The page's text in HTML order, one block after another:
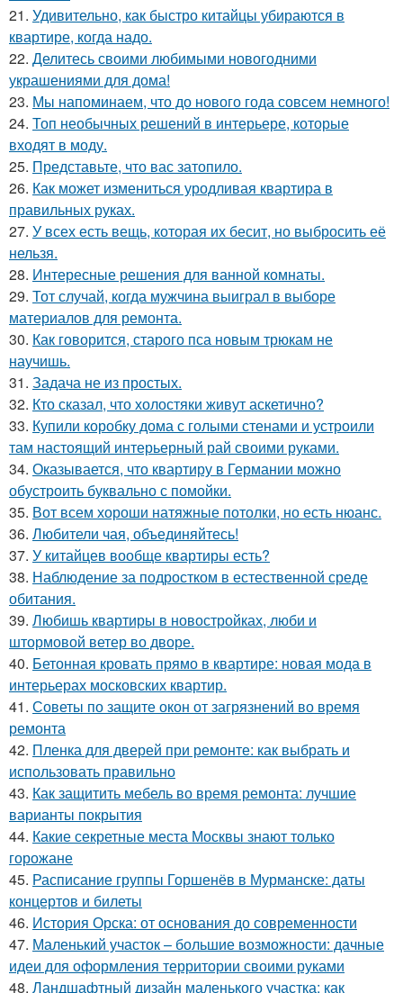
21. Удивительно, как быстро китайцы убираются в
квартире, когда надо.
22. Делитесь своими любимыми новогодними
украшениями для дома!
23. Мы напоминаем, что до нового года совсем немного!
24. Топ необычных решений в интерьере, которые
входят в моду.
25. Представьте, что вас затопило.
26. Как может измениться уродливая квартира в
правильных руках.
27. У всех есть вещь, которая их бесит, но выбросить её
нельзя.
28. Интересные решения для ванной комнаты.
29. Тот случай, когда мужчина выиграл в выборе
материалов для ремонта.
30. Как говорится, старого пса новым трюкам не
научишь.
31. Задача не из простых.
32. Кто сказал, что холостяки живут аскетично?
33. Купили коробку дома с голыми стенами и устроили
там настоящий интерьерный рай своими руками.
34. Оказывается, что квартиру в Германии можно
обустроить буквально с помойки.
35. Вот всем хороши натяжные потолки, но есть нюанс.
36. Любители чая, объединяйтесь!
37. У китайцев вообще квартиры есть?
38. Наблюдение за подростком в естественной среде
обитания.
39. Любишь квартиры в новостройках, люби и
штормовой ветер во дворе.
40. Бетонная кровать прямо в квартире: новая мода в
интерьерах московских квартир.
41. Советы по защите окон от загрязнений во время
ремонта
42. Пленка для дверей при ремонте: как выбрать и
использовать правильно
43. Как защитить мебель во время ремонта: лучшие
варианты покрытия
44. Какие секретные места Москвы знают только
горожане
45. Расписание группы Горшенёв в Мурманске: даты
концертов и билеты
46. История Орска: от основания до современности
47. Маленький участок – большие возможности: дачные
идеи для оформления территории своими руками
48. Ландшафтный дизайн маленького участка: как